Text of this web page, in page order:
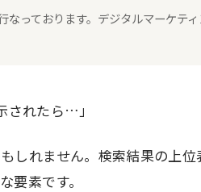
っております。デジタルマーケテ
されたら…」
しれません。検索結果の上
要素です。